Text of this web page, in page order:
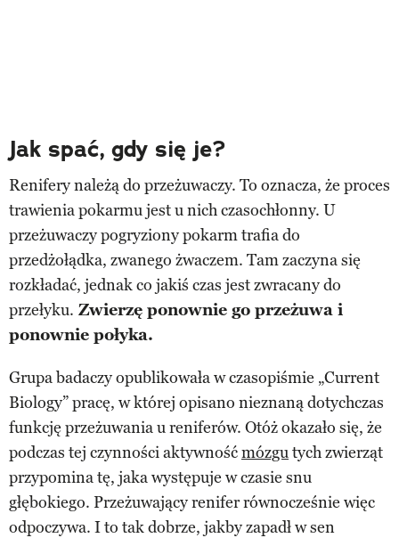
Jak spać, gdy się je?
Renifery należą do przeżuwaczy. To oznacza, że proces
trawienia pokarmu jest u nich czasochłonny. U
przeżuwaczy pogryziony pokarm trafia do
przedżołądka, zwanego żwaczem. Tam zaczyna się
rozkładać, jednak co jakiś czas jest zwracany do
przełyku. Zwierzę ponownie go przeżuwa i
ponownie połyka.
Grupa badaczy opublikowała w czasopiśmie „Current
Biology” pracę, w której opisano nieznaną dotychczas
funkcję przeżuwania u reniferów. Otóż okazało się, że
podczas tej czynności aktywnośćmózgutych zwierząt
przypomina tę, jaka występuje w czasie snu
głębokiego. Przeżuwający renifer równocześnie więc
odpoczywa. I to tak dobrze, jakby zapadł w sen